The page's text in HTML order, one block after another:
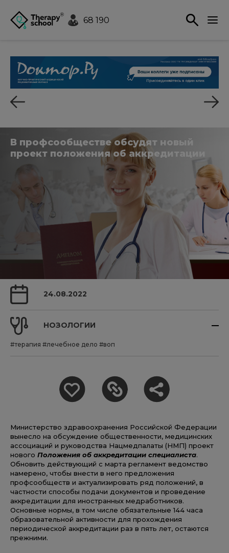
68 190
В профсообществе обсудят новый
проект положения об аккредитации
24.08.2022
НОЗОЛОГИИ
#терапия #лечебное дело #воп
Министерство здравоохранения Российской Федерации
вынесло на обсуждение общественности, медицинских
ассоциаций и руководства Нацмедпалаты (НМП) проект
нового Положения об аккредитации специалиста.
Обновить действующий с марта регламент ведомство
намерено, чтобы внести в него предложения
профсообществ и актуализировать ряд положений, в
частности способы подачи документов и проведение
аккредитации для иностранных медработников.
Основные нормы, в том числе обязательные 144 часа
образовательной активности для прохождения
периодической аккредитации раз в пять лет, остаются
прежними.